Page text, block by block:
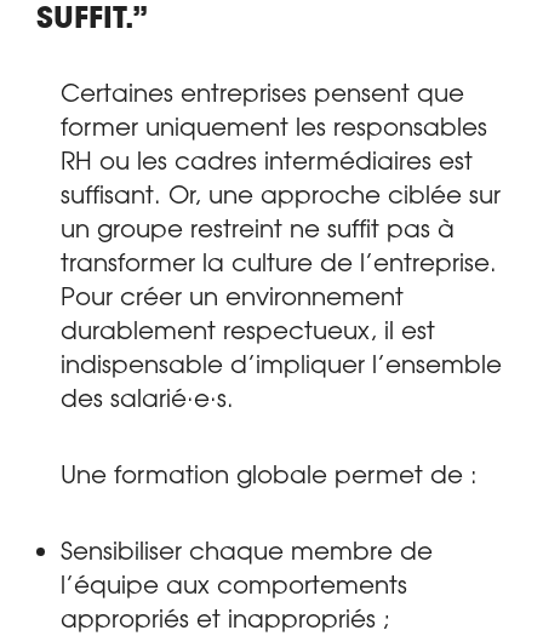
SUFFIT.”
Certaines entreprises pensent que
former uniquement les responsables
RH ou les cadres intermédiaires est
suffisant. Or, une approche ciblée sur
un groupe restreint ne suffit pas à
transformer la culture de l’entreprise.
Pour créer un environnement
durablement respectueux, il est
indispensable d’impliquer l’ensemble
des salarié·e·s.
Une formation globale permet de :
Sensibiliser chaque membre de
l’équipe aux comportements
appropriés et inappropriés ;